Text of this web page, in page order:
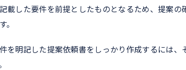
載した要件を前提としたものとなるため、提案
。
を明記した提案依頼書をしっかり作成するには